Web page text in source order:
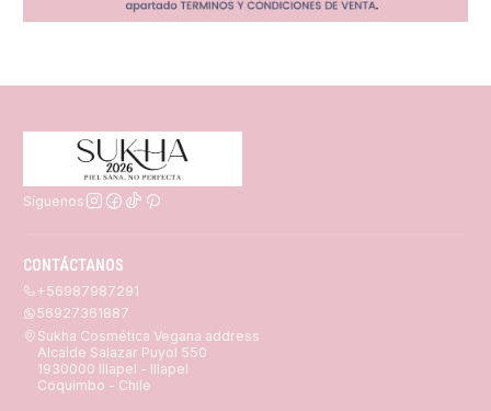
Síguenos
CONTÁCTANOS
+56987987291
56927361887
Sukha Cosmética Vegana address
Alcalde Salazar Puyol 550
1930000 Illapel - Illapel
Coquimbo - Chile